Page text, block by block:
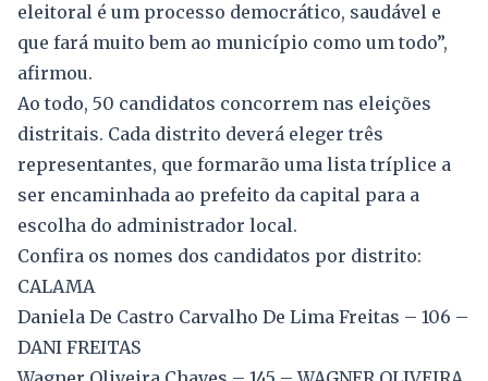
eleitoral é um processo democrático, saudável e
que fará muito bem ao município como um todo”,
afirmou.
Ao todo, 50 candidatos concorrem nas eleições
distritais. Cada distrito deverá eleger três
representantes, que formarão uma lista tríplice a
ser encaminhada ao prefeito da capital para a
escolha do administrador local.
Confira os nomes dos candidatos por distrito:
CALAMA
Daniela De Castro Carvalho De Lima Freitas – 106 –
DANI FREITAS